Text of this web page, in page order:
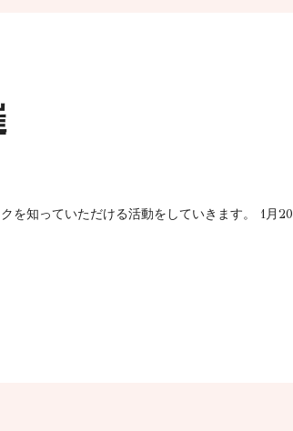
を知っていただける活動をしていきます。 1月20